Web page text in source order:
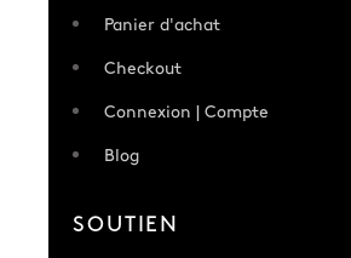
Panier d'achat
Checkout
Connexion | Compte
Blog
SOUTIEN